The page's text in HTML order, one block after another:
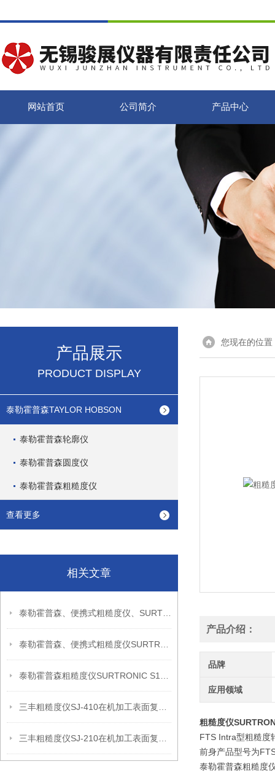
网站首页 公司简介 产品中心
产品展示
PRODUCT DISPLAY
泰勒霍普森TAYLOR HOBSON
泰勒霍普森轮廓仪
泰勒霍普森圆度仪
泰勒霍普森粗糙度仪
查看更多
相关文章
您现在的位置
产品介绍：
品牌
应用领域
粗糙度仪
FTS Intra型粗糙度
前身产品型号为
泰勒霍普森粗糙度